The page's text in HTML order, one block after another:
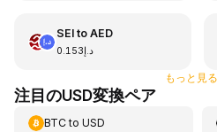
SEIto AED
د.إ0.153
もっと見る
注目のUSD変換ペア
BTCto USD